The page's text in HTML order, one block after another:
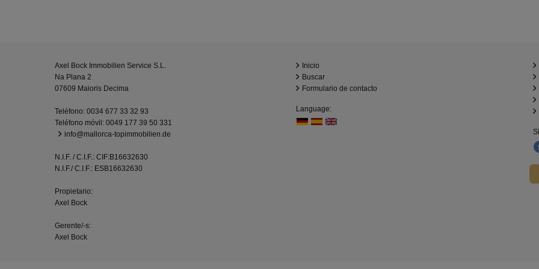
Axel Bock Immobilien Service S.L.
Na Plana 2
07609 Maioris Decima
Teléfono:0034 677 33 32 93
Teléfono móvil:0049 177 39 50 331
info@mallorca-topimmobilien.de
N.I.F. / C.I.F.: CIF:B16632630
N.I.F./ C.I.F.: ESB16632630
Propietario:
Axel Bock
Gerente/-s:
Axel Bock
Inicio
Buscar
Formulario de contacto
Language: